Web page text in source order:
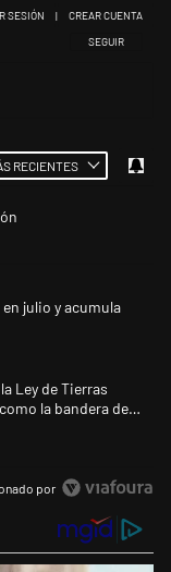
SIGA ESTA
SEGUIR
SESIÓN | CREAR CUENTA
RECIENTES
en los últimos
en CABA marcó
julio y acumula
Volosin el reclamo
Ley de Tierras
la bandera de
por